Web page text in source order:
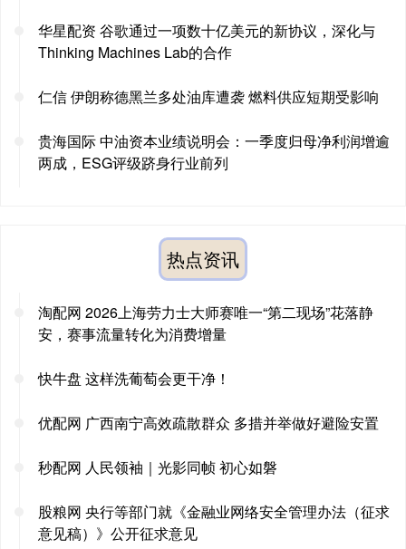
华星配资 谷歌通过一项数十亿美元的新协议，深化与
Thinking Machines Lab的合作
仁信 伊朗称德黑兰多处油库遭袭 燃料供应短期受影响
贵海国际 中油资本业绩说明会：一季度归母净利润增逾
两成，ESG评级跻身行业前列
热点资讯
淘配网 2026上海劳力士大师赛唯一“第二现场”花落静
安，赛事流量转化为消费增量
快牛盘 这样洗葡萄会更干净！
优配网 广西南宁高效疏散群众 多措并举做好避险安置
秒配网 人民领袖｜光影同帧 初心如磐
股粮网 央行等部门就《金融业网络安全管理办法（征求
意见稿）》公开征求意见